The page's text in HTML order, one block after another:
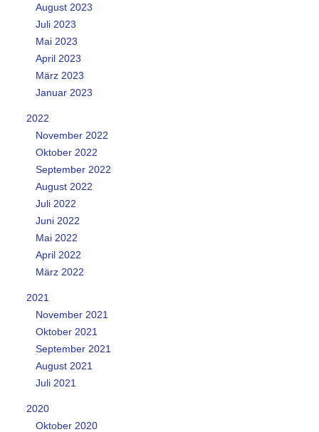
August 2023
Juli 2023
Mai 2023
April 2023
März 2023
Januar 2023
2022
November 2022
Oktober 2022
September 2022
August 2022
Juli 2022
Juni 2022
Mai 2022
April 2022
März 2022
2021
November 2021
Oktober 2021
September 2021
August 2021
Juli 2021
2020
Oktober 2020